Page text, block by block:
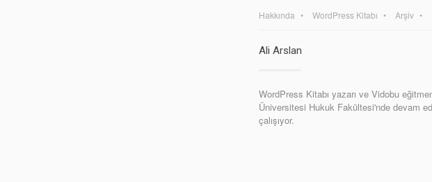
Hakkında WordPress Kitabı Arşiv
Ali Arslan
WordPress Kitabı yazarı ve Vidobu
Üniversitesi Hukuk Fakültesi'nde devam
çalışıyor.